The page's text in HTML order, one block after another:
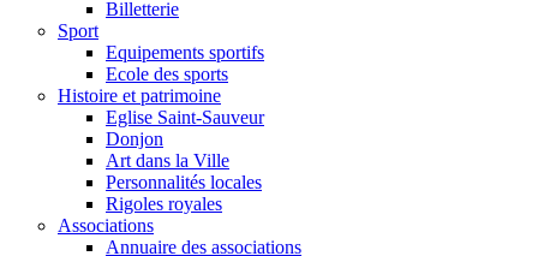
Billetterie
Sport
Equipements sportifs
Ecole des sports
Histoire et patrimoine
Eglise Saint-Sauveur
Donjon
Art dans la Ville
Personnalités locales
Rigoles royales
Associations
Annuaire des associations